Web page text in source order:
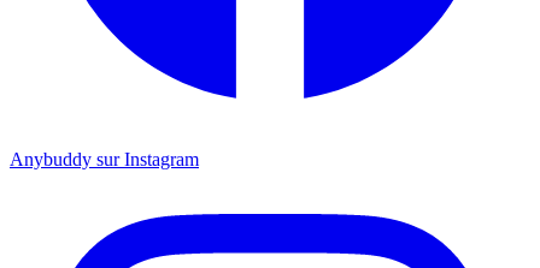
Anybuddy sur Instagram